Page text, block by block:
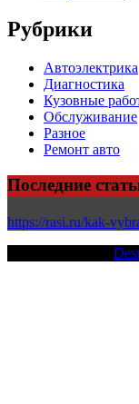
Рубрики
Автоэлектрика
Диагностика
Кузовные
Обслуживание
Разное
Ремонт авто
Последние
https://rasi.ru/kak-